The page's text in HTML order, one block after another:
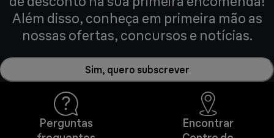
Além disso, conheça em primeira mão as
nossas ofertas, concursos e notícias.
Sim, quero subscrever
Perguntas
Encontrar